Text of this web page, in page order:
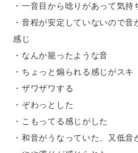
・一音目から唸りがあって気持
・音程が安定していないので
感じ
・なんか籠ったような音
・ちょっと煽られる感じがスキ
・ザワザワする
・ぞわっとした
・こもってる感じがした
・和音がうなっていた、又低音